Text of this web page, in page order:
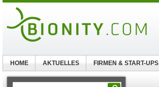
HOME AKTUELLES FIRMEN & START-UPS